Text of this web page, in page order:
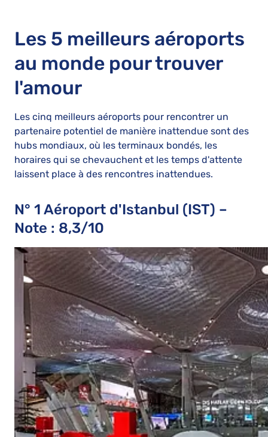
Les 5 meilleurs aéroports
au monde pour trouver
l'amour
Les cinq meilleurs aéroports pour rencontrer un
partenaire potentiel de manière inattendue sont des
hubs mondiaux, où les terminaux bondés, les
horaires qui se chevauchent et les temps d'attente
laissent place à des rencontres inattendues.
N° 1 Aéroport d'Istanbul (IST) –
Note : 8,3/10